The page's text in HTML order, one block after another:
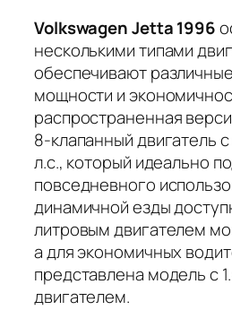
Volkswagen Jetta 1996
несколькими типами
обеспечивают
мощности и
распространенная
8-клапанный двигатель
л.с., который идеально
повседневного
динамичной езды
литровым двигателем
а для экономичных
представлена модель с
двигателем.